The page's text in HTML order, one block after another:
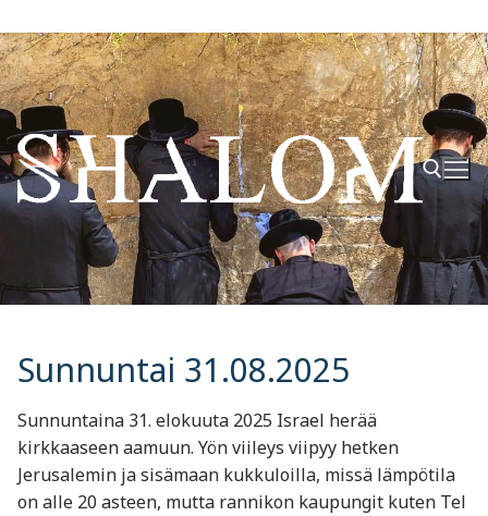
Hyppää
sisältöön
Hae:
Sunnuntai 31.08.2025
Sunnuntaina 31. elokuuta 2025 Israel herää
kirkkaaseen aamuun. Yön viileys viipyy hetken
Jerusalemin ja sisämaan kukkuloilla, missä lämpötila
on alle 20 asteen, mutta rannikon kaupungit kuten Tel